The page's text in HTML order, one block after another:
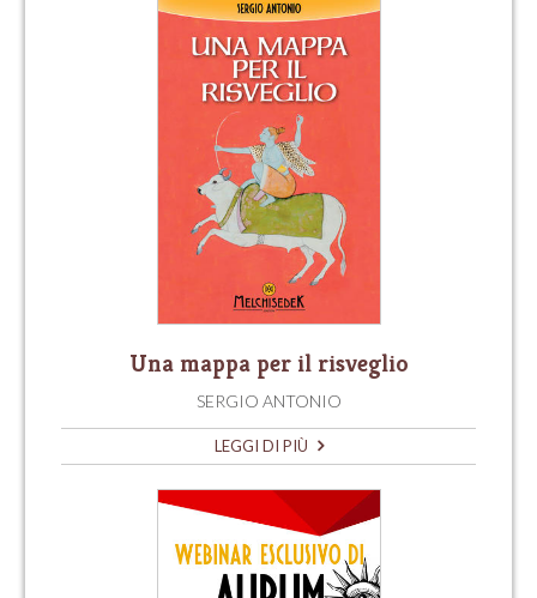
Una mappa per il risveglio
SERGIO ANTONIO
LEGGI DI PIÙ